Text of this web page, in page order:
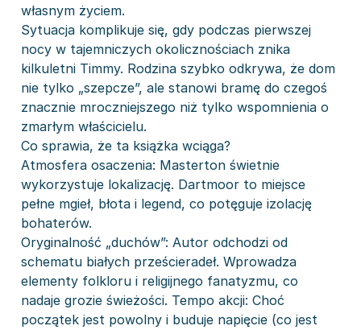
własnym życiem.
Sytuacja komplikuje się, gdy podczas pierwszej
nocy w tajemniczych okolicznościach znika
kilkuletni Timmy. Rodzina szybko odkrywa, że dom
nie tylko „szepcze”, ale stanowi bramę do czegoś
znacznie mroczniejszego niż tylko wspomnienia o
zmarłym właścicielu.
Co sprawia, że ta książka wciąga?
Atmosfera osaczenia: Masterton świetnie
wykorzystuje lokalizację. Dartmoor to miejsce
pełne mgieł, błota i legend, co potęguje izolację
bohaterów.
Oryginalność „duchów”: Autor odchodzi od
schematu białych prześcieradeł. Wprowadza
elementy folkloru i religijnego fanatyzmu, co
nadaje grozie świeżości. Tempo akcji: Choć
początek jest powolny i buduje napięcie (co jest